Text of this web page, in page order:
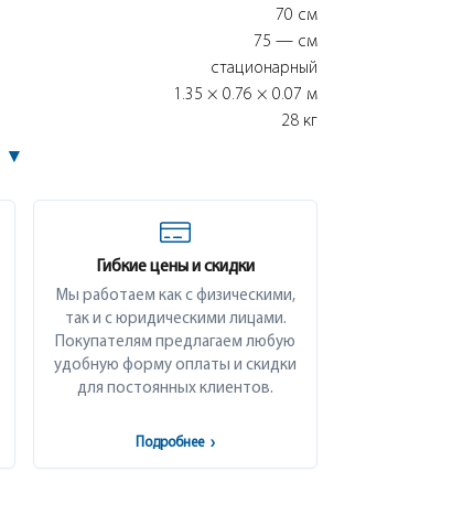
70 см
75 — см
стационарный
1.35 × 0.76 × 0.07 м
28 кг
▾
Гибкие цены и скидки
Мы работаем как с физическими,
так и с юридическими лицами.
Покупателям предлагаем любую
удобную форму оплаты и скидки
для постоянных клиентов.
Подробнее ›